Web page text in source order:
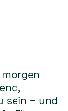
sein – und